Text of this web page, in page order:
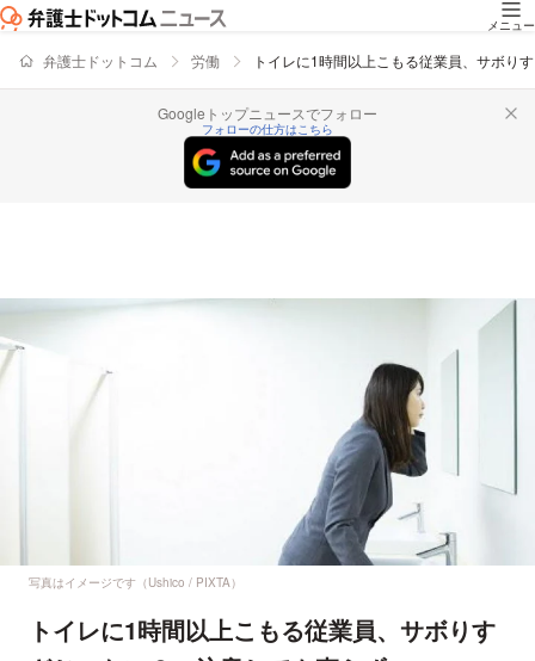
メニュー
弁護士ドットコム 労働 トイレに1時間以上こもる従業員、サボ
Googleトップニュースでフォロー
フォローの仕方はこちら
写真はイメージです（Ushico / PIXTA）
トイレに1時間以上こもる従業員、サボりす